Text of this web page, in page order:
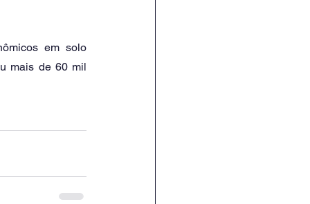
em solo
mais de 60 mil